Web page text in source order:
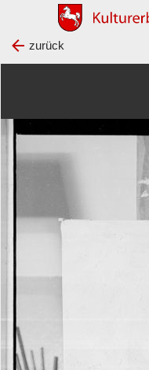
zurück